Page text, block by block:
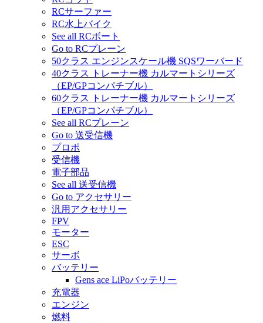
RCサーファー
RC水上バイク
See all RCボート
Go to RCプレーン
50クラス エンジンスケール機 SQSワーバード
40クラス トレーナー機 カルマートシリーズ
（EP/GPコンパチブル）
60クラス トレーナー機 カルマートシリーズ
（EP/GPコンパチブル）
See all RCプレーン
Go to 送受信機
プロポ
受信機
電子部品
See all 送受信機
Go to アクセサリー
汎用アクセサリー
FPV
モーター
ESC
サーボ
バッテリー
Gens ace LiPoバッテリー
充電器
エンジン
燃料